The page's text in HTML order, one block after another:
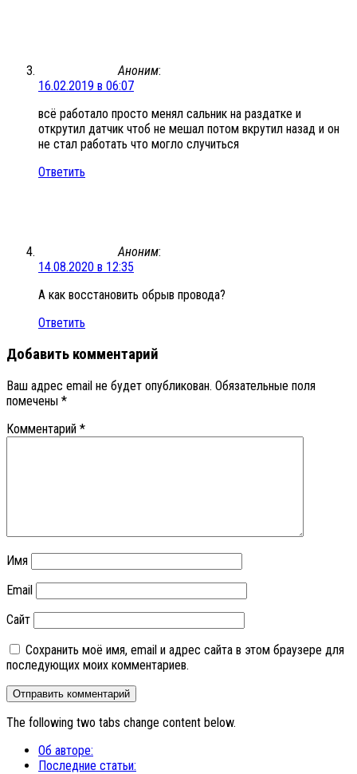
Аноним:
16.02.2019 в 06:07
всё работало просто менял сальник на раздатке и
открутил датчик чтоб не мешал потом вкрутил назад и он
не стал работать что могло случиться
Ответить
Аноним:
14.08.2020 в 12:35
А как восстановить обрыв провода?
Ответить
Добавить комментарий
Ваш адрес email не будет опубликован. Обязательные поля
помечены *
Комментарий *
Имя
Email
Сайт
Сохранить моё имя, email и адрес сайта в этом браузере для
последующих моих комментариев.
The following two tabs change content below.
Об авторе:
Последние статьи: